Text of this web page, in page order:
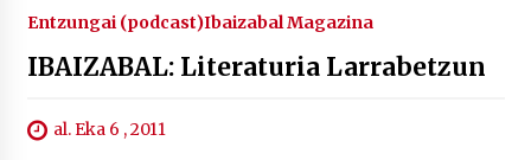
Entzungai (podcast)Ibaizabal Magazina
IBAIZABAL: Literaturia Larrabetzun
al. Eka 6 , 2011